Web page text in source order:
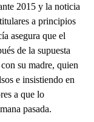
2015 y la noticia
a principios
asegura que el
de la supuesta
su madre, quien
e insistiendo en
a que lo
pasada.